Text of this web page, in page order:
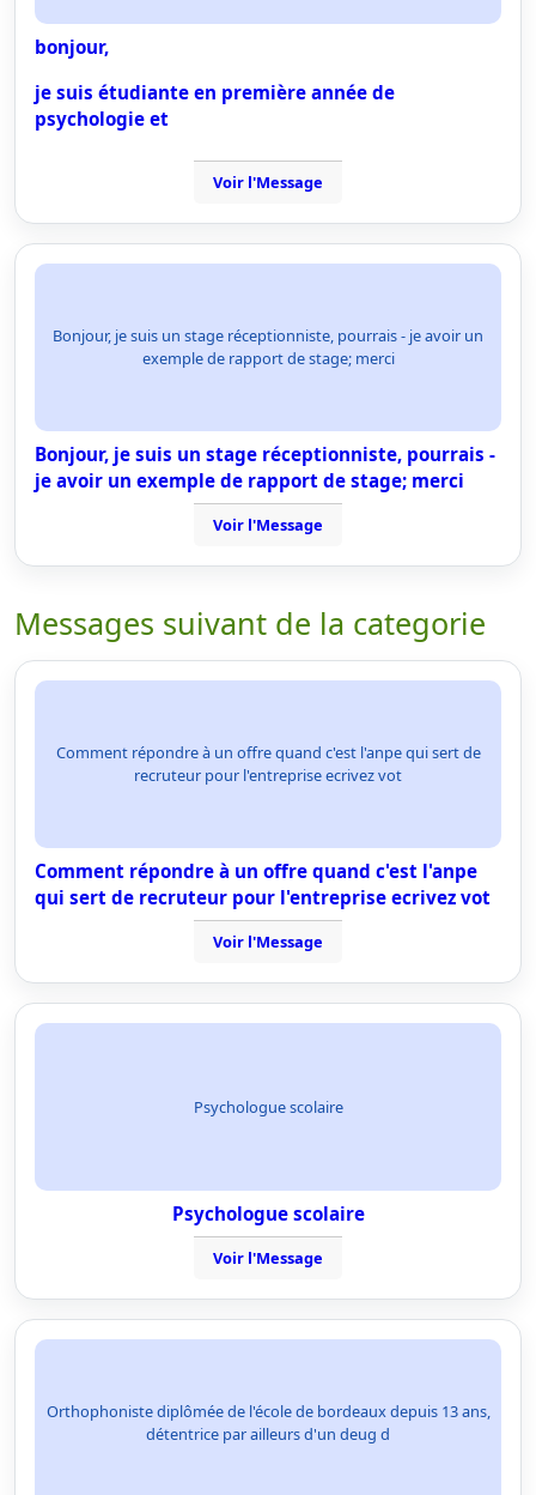
bonjour,
je suis étudiante en première année de
psychologie et
Voir l'Message
Bonjour, je suis un stage réceptionniste, pourrais - je avoir un
exemple de rapport de stage; merci
Bonjour, je suis un stage réceptionniste, pourrais -
je avoir un exemple de rapport de stage; merci
Voir l'Message
Messages suivant de la categorie
Comment répondre à un offre quand c'est l'anpe qui sert de
recruteur pour l'entreprise ecrivez vot
Comment répondre à un offre quand c'est l'anpe
qui sert de recruteur pour l'entreprise ecrivez vot
Voir l'Message
Psychologue scolaire
Psychologue scolaire
Voir l'Message
Orthophoniste diplômée de l'école de bordeaux depuis 13 ans,
détentrice par ailleurs d'un deug d